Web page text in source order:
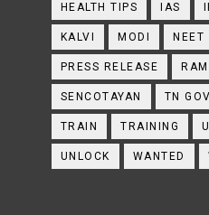
HEALTH TIPS IAS
KALVI MODI NEET
PRESS RELEASE
SENCOTAYAN TN
TRAIN TRAINING
UNLOCK WANTED